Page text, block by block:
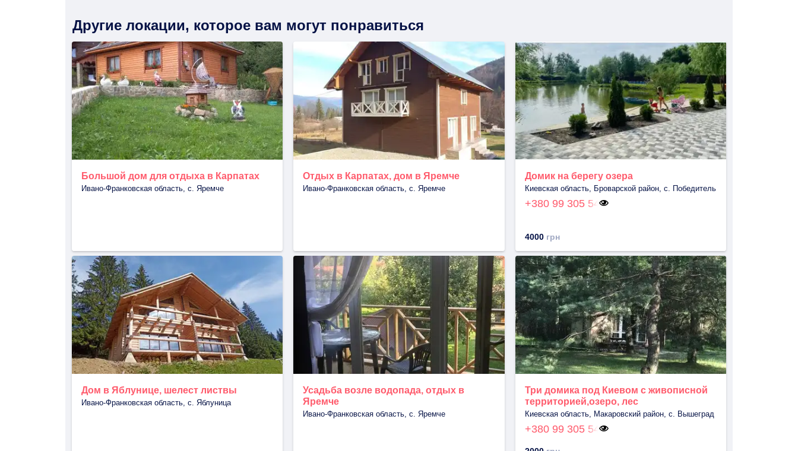
Другие локации, которое вам могут понравиться
Большой дом для отдыха в Карпатах
Ивано-Франковская область, с. Яремче
Отдых в Карпатах, дом в Яремче
Ивано-Франковская область, с. Яремче
Домик на берегу озера
Киевская область, Броварской район, с. Победитель
+380 99 305 54
4000грн
Дом в Яблунице, шелест листвы
Ивано-Франковская область, с. Яблуница
Усадьба возле водопада, отдых в
Яремче
Ивано-Франковская область, с. Яремче
Три домика под Киевом с живописной
территорией,озеро, лес
Киевская область, Макаровский район, с. Вышеград
+380 99 305 54